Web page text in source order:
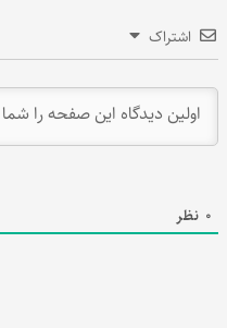
اشتراک
0 نظر